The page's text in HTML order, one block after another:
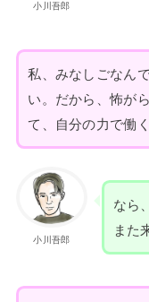
小川吾郎
私、みなしごなん
い。だから、怖が
て、自分の力で働
小川吾郎
なら
また